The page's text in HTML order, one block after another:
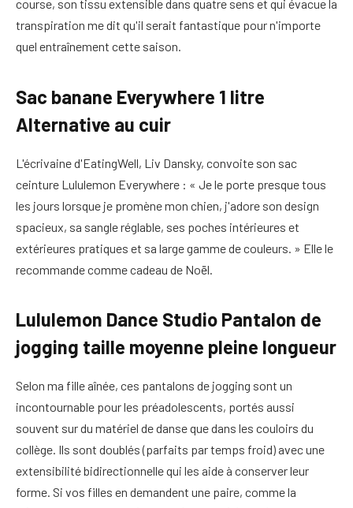
course, son tissu extensible dans quatre sens et qui évacue la
transpiration me dit qu'il serait fantastique pour n'importe
quel entraînement cette saison.
Sac banane Everywhere 1 litre
Alternative au cuir
L'écrivaine d'EatingWell, Liv Dansky, convoite son sac
ceinture Lululemon Everywhere : « Je le porte presque tous
les jours lorsque je promène mon chien, j'adore son design
spacieux, sa sangle réglable, ses poches intérieures et
extérieures pratiques et sa large gamme de couleurs. » Elle le
recommande comme cadeau de Noël.
Lululemon Dance Studio Pantalon de
jogging taille moyenne pleine longueur
Selon ma fille aînée, ces pantalons de jogging sont un
incontournable pour les préadolescents, portés aussi
souvent sur du matériel de danse que dans les couloirs du
collège. Ils sont doublés (parfaits par temps froid) avec une
extensibilité bidirectionnelle qui les aide à conserver leur
forme. Si vos filles en demandent une paire, comme la